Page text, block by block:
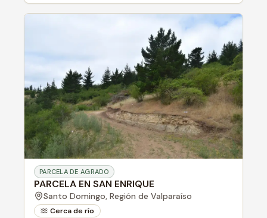
PARCELA DE AGRADO
PARCELA EN SAN ENRIQUE
Santo Domingo, Región de Valparaíso
Cerca de río